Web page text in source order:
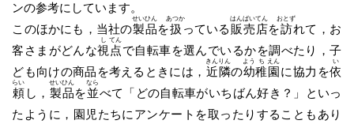
ンの参考にしています。
このほかにも，当社の製
せい
品
ひん
を扱
あつか
っている 販
はん
売
ばい
店
てん
を訪
おとず
れて，お
客さまがどんな視
し
点
てん
で自転車を選んでいるかを調べたり，子
ども向けの商品を考えるときには， 近
きん
隣
りん
の幼
よう
稚
ち
園
えん
に協力を依
い
頼
らい
し， 製
せい
品
ひん
を並
なら
べて「どの自転車がいちばん好き？」といっ
たように，園児たちにアンケートを取ったりすることもあり